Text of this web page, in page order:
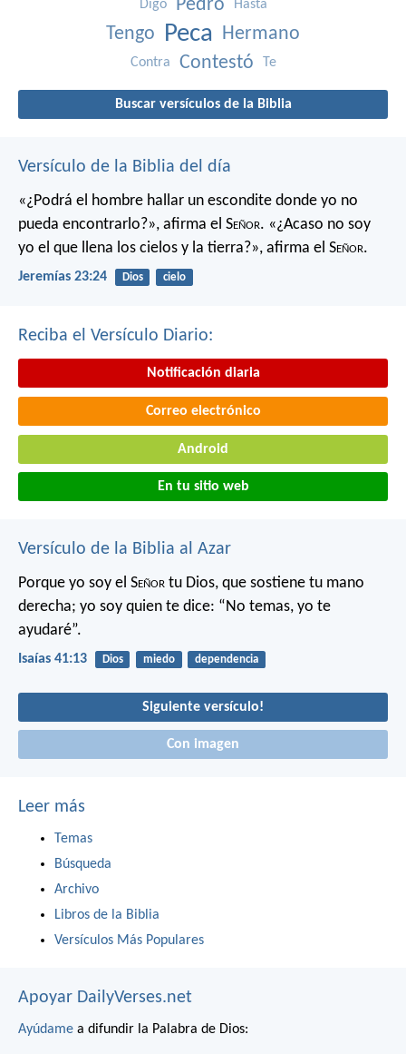
Digo Pedro Hasta
Tengo Peca Hermano
Contra Contestó Te
Buscar versículos de la Biblia
Versículo de la Biblia del día
«¿Podrá el hombre hallar un escondite donde yo no
pueda encontrarlo?», afirma el Señor. «¿Acaso no soy
yo el que llena los cielos y la tierra?», afirma el Señor.
Jeremías 23:24 Dios cielo
Reciba el Versículo Diario:
Notificación diaria
Correo electrónico
Android
En tu sitio web
Versículo de la Biblia al Azar
Porque yo soy el Señor tu Dios, que sostiene tu mano
derecha; yo soy quien te dice: “No temas, yo te
ayudaré”.
Isaías 41:13 Dios miedo dependencia
Siguiente versículo!
Con imagen
Leer más
Temas
Búsqueda
Archivo
Libros de la Biblia
Versículos Más Populares
Apoyar DailyVerses.net
Ayúdame a difundir la Palabra de Dios: